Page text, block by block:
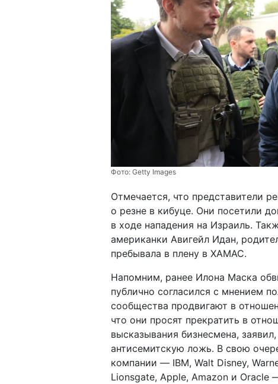
Фото: Getty Images
Отмечается, что представители
о резне в кибуце. Они посетили
в ходе нападения на Израиль.
американки Авигейл Идан,
пребывала в плену в ХАМАС.
Напомним, ранее Илона Маска
публично согласился с мнением
сообщества продвигают в
что они просят прекратить в
высказывания бизнесмена,
антисемитскую ложь. В свою
компании — IBM, Walt Disney,
Lionsgate, Apple, Amazon и